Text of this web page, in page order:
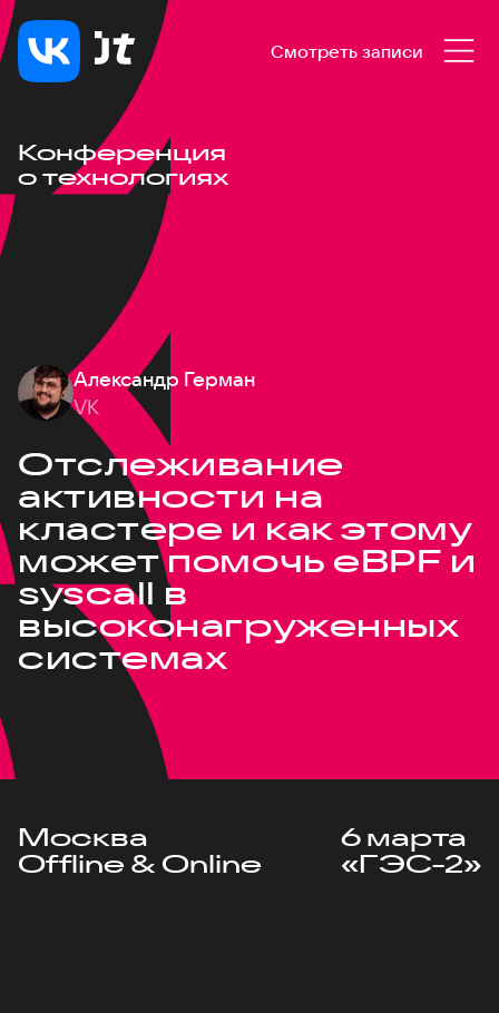
Смотреть записи
Конференция
о технологиях
Александр Герман
VK
Отслеживание
активности на
кластере и как этому
может помочь eBPF и
syscall в
высоконагруженных
системах
Москва
Offline & Online
6 марта
«ГЭС-2»